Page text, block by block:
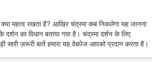
महत्व रखता है? आखिर चंद्रमा कब निकलेगा यह जानना
का विधान बताया गया है। चंद्रमा दर्शन के लिए
ज़रूरी बातें हमारा यह वेबपेज आपको प्रदान करता है।